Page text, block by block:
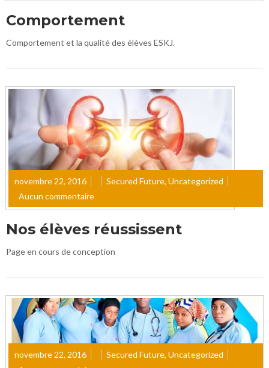
Comportement
Comportement et la qualité des élèves ESKJ.
novembre 22, 2016 Secured Future, Uncategorized
Aucun commentaire
Nos élèves réussissent
Page en cours de conception
novembre 22, 2016 Secured Future, Uncategorized